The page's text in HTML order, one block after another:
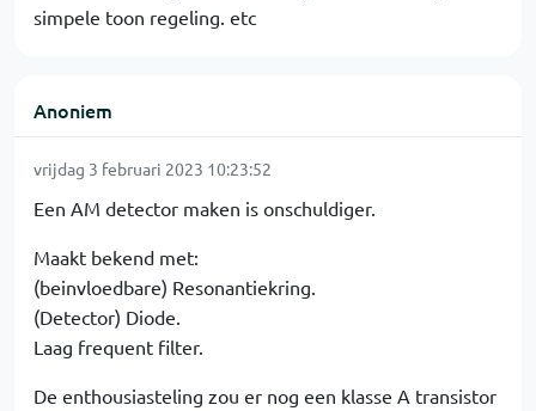
simpele toon regeling. etc
Anoniem
vrijdag 3 februari 2023 10:23:52
Een AM detector maken is onschuldiger.
Maakt bekend met:
(beinvloedbare) Resonantiekring.
(Detector) Diode.
Laag frequent filter.
De enthousiasteling zou er nog een klasse A transistor